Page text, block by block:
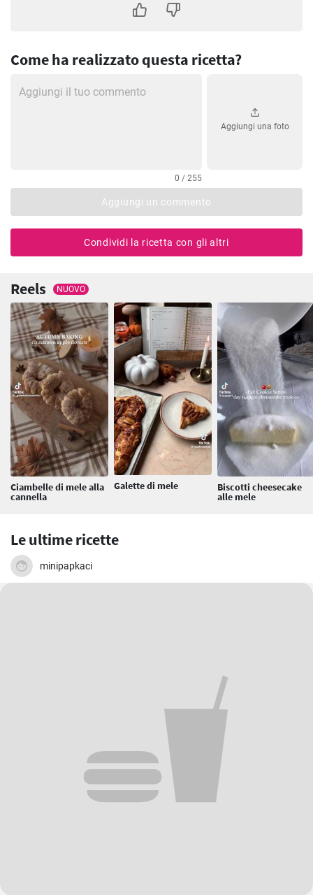
Come ha realizzato questa ricetta?
0 / 255
Aggiungi una foto
Aggiungi un commento
Condividi la ricetta con gli altri
Reels NUOVO
Ciambelle di mele alla
cannella
Galette di mele Biscotti cheesecake
alle mele
Le ultime ricette
minipapkaci